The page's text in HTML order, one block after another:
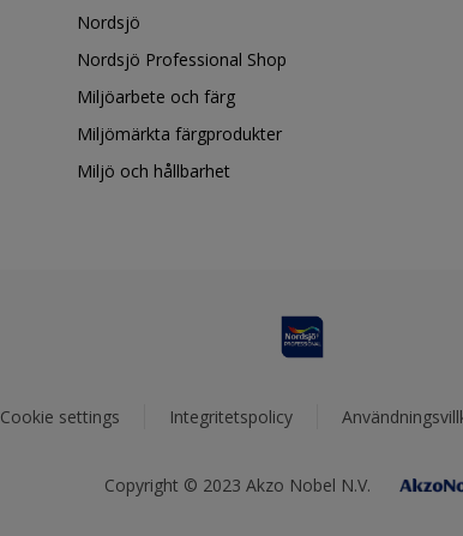
Nordsjö
Nordsjö Professional Shop
Miljöarbete och färg
Miljömärkta färgprodukter
Miljö och hållbarhet
Cookie settings Integritetspolicy
Copyright © 2023 Akzo Nobel N.V.